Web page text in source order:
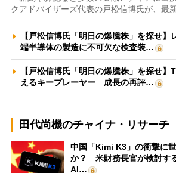
クアドバイザーズ代表の戸松信博氏が、最
【戸松信博氏「明日の爆騰株」を探せ】
端半導体の製造に不可欠な検査装…
【戸松信博氏「明日の爆騰株」を探せ
えるキープレーヤー 成長の再評…
田代尚機のチャイナ・リサーチ
中国「Kimi K3」の衝撃に
か？ 米財務長官が検討す
AI…